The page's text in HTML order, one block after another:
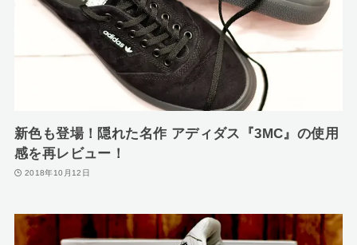
新色も登場！隠れた名作 アディダス『3MC』の使用
感を再レビュー！
2018年10月12日